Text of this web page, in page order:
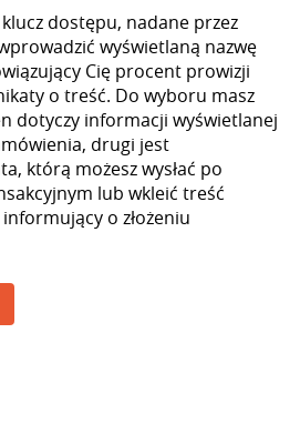
dostępu, nadane przez
wyświetlaną nazwę
Cię procent prowizji
o treść. Do wyboru masz
dotyczy informacji wyświetlanej
drugi jest
którą możesz wysłać po
lub wkleić treść
o złożeniu